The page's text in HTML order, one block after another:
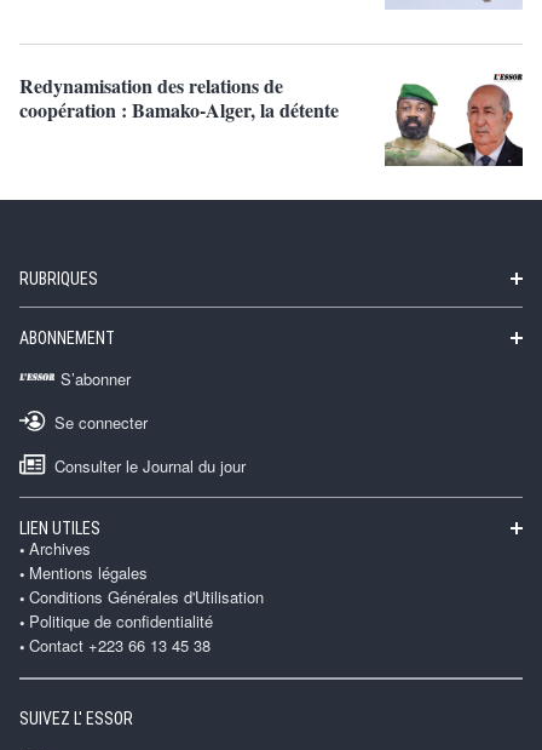
Redynamisation des relations de
coopération : Bamako-Alger, la détente
RUBRIQUES
ABONNEMENT
S’abonner
Se connecter
Consulter le Journal du jour
LIEN UTILES
Archives
Mentions légales
Conditions Générales d'Utilisation
Politique de confidentialité
Contact +223 66 13 45 38
SUIVEZ L' ESSOR